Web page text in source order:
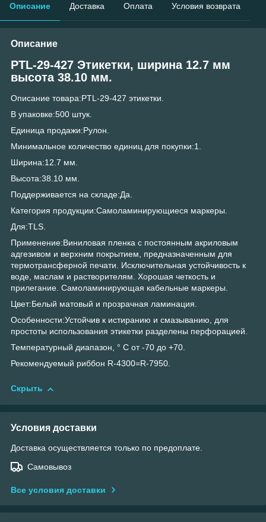
Описание Доставка Оплата Условия возврата
Описание
PTL-29-427 Этикетки, ширина 12.7 мм
высота 38.10 мм.
Описание товара:PTL-29-427 этикетки.
В упаковке:500 штук.
Единица продажи:Рулон.
Минимальное количество единиц для покупки:1.
Ширина:12.7 мм.
Высота:38.10 мм.
Поддерживается на складе:Да.
Категория продукции:Самоламинирующиеся маркеры.
Для:TLS.
Применение:Виниловая пленка с постоянным акриловым
адгезивом и верхним покрытием, предназначенным для
термотрансферной печати. Исключительная устойчивость к
воде, маслам и растворителям. Хорошая четкость и
прилегание. Самоламинирующая кабельные маркеры.
Цвет:Белый матовый и прозрачная ламинация.
Особенности:Устойчив к истиранию и смазыванию, для
простоты использования этикетки разделены перфорацией.
Температурный диапазон, ° С от -70 до +70.
Рекомендуемый риббон R-4300=R-7950.
Скрыть
Условия доставки
Доставка осуществляется только по предоплате.
Самовывоз
Все условия доставки